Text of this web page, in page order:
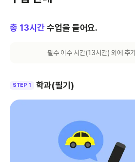
총 13시간 수업을 들어요.
필수 이수 시간(13시간) 외에 추
STEP 1 학과(필기)